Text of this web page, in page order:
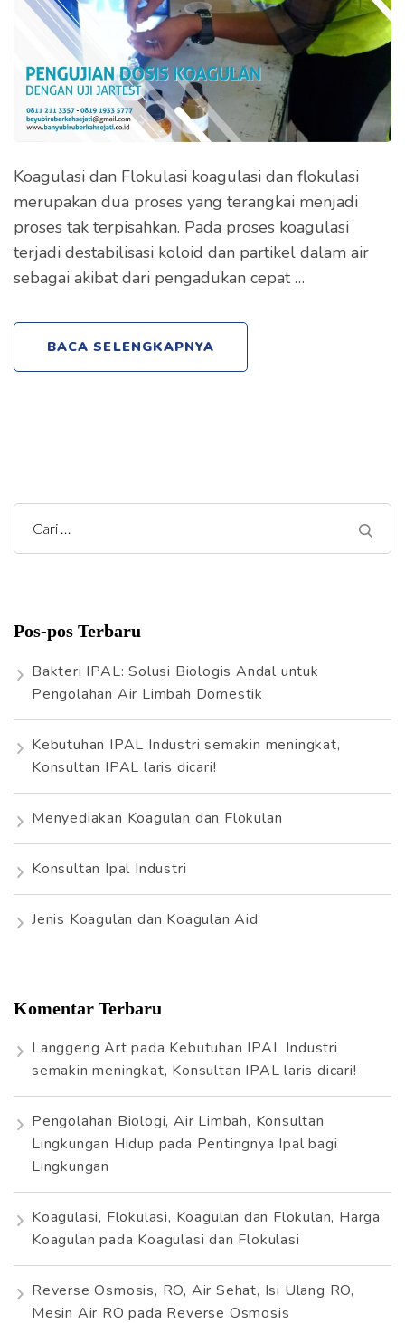
Koagulasi dan Flokulasi koagulasi dan flokulasi
merupakan dua proses yang terangkai menjadi
proses tak terpisahkan. Pada proses koagulasi
terjadi destabilisasi koloid dan partikel dalam air
sebagai akibat dari pengadukan cepat …
BACA SELENGKAPNYA
C
a
u
t
:
Pos-pos Terbaru
Bakteri IPAL: Solusi Biologis Andal untuk
Pengolahan Air Limbah Domestik
Kebutuhan IPAL Industri semakin meningkat,
Konsultan IPAL laris dicari!
Menyediakan Koagulan dan Flokulan
Konsultan Ipal Industri
Jenis Koagulan dan Koagulan Aid
Komentar Terbaru
Langgeng Art pada Kebutuhan IPAL Industri
semakin meningkat, Konsultan IPAL laris dicari!
Pengolahan Biologi, Air Limbah, Konsultan
Lingkungan Hidup pada Pentingnya Ipal bagi
Lingkungan
Koagulasi, Flokulasi, Koagulan dan Flokulan, Harga
Koagulan pada Koagulasi dan Flokulasi
Reverse Osmosis, RO, Air Sehat, Isi Ulang RO,
Mesin Air RO pada Reverse Osmosis